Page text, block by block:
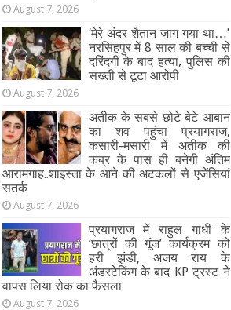
August 7, 2026
‘मेरे अंदर शैतान जाग गया था…’
नरसिंहपुर में 8 साल की बच्ची से
दरिंदगी के बाद हत्या, पुलिस की
सख्ती से टूटा आरोपी
August 7, 2026
अतीक के सबसे छोटे बेटे आबान
का शव पहुंचा प्रयागराज,
कसारी-मसारी में अतीक की
कब्र के पास ही बनेगी अंतिम
आरामगाह..शाइस्ता के आने की अटकलों से एजेंसियां
सतर्क
August 7, 2026
प्रयागराज में राहुल गांधी के
‘छात्रों की गूंज’ कार्यक्रम को
हरी झंडी, अजय राय के
अंडरटेकिंग के बाद KP ट्रस्ट ने
वापस लिया रोक का फैसला
August 7, 2026